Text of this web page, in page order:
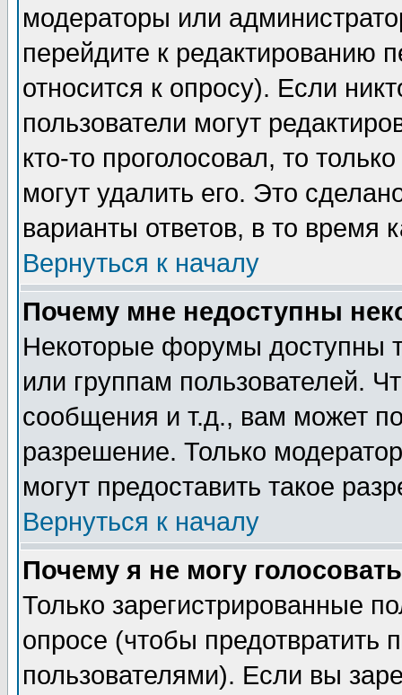
модераторы или
перейдите к редактированию
относится к опросу). Если
пользователи могут
кто-то проголосовал, то
могут удалить его. Это
варианты ответов, в то время
Вернуться к началу
Почему мне недоступны
Некоторые форумы доступны
или группам пользователей.
сообщения и т.д., вам может
разрешение. Только
могут предоставить такое
Вернуться к началу
Почему я не могу
Только зарегистрированные
опросе (чтобы предотвратить
пользователями). Если вы